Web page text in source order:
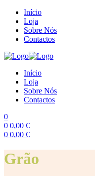
Início
Loja
Sobre Nós
Contactos
Início
Loja
Sobre Nós
Contactos
0
0 0,00 €
0 0,00 €
Grão